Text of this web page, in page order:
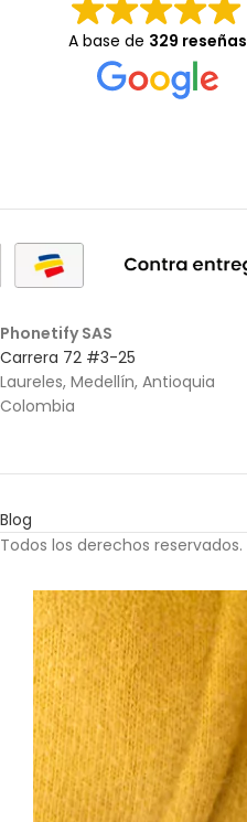
A base de 329 reseñas
Phonetify SAS
Carrera 72 #3-25
Laureles, Medellín, Antioquia
Colombia
Blog
Todos los derechos reservados.